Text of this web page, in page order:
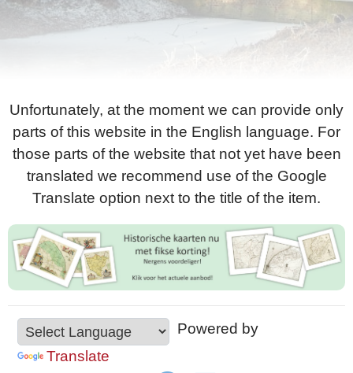
Unfortunately, at the moment we can provide only
parts of this website in the English language. For
those parts of the website that not yet have been
translated we recommend use of the Google
Translate option next to the title of the item.
Powered by
Translate